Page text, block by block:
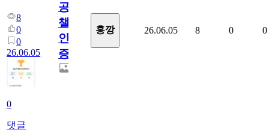
8
0
0
26.06.05
0
댓글
공
챌
인
증
홍깡 26.06.05 8 0 0